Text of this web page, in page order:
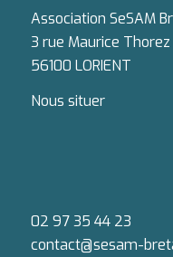
Association SeSAM
3 rue Maurice Thorez
56100 LORIENT
Nous situer
02 97 35 44 23
contact@sesam-